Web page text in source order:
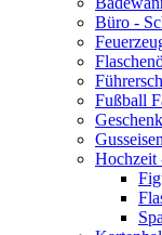
Büro -
Fußball
Hochzeit